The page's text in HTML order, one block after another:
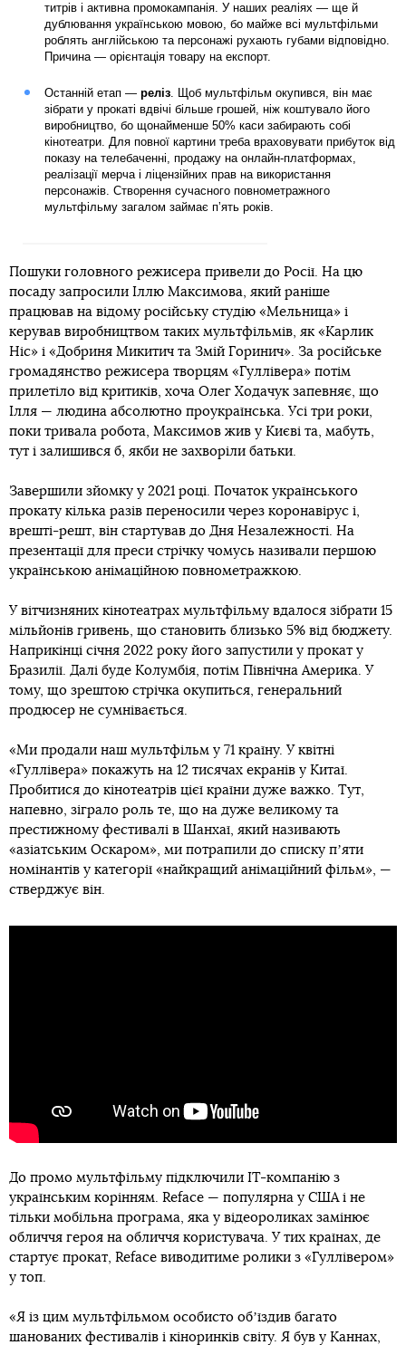
титрів і активна промокампанія. У наших реаліях — ще й
дублювання українською мовою, бо майже всі мультфільми
роблять англійською та персонажі рухають губами відповідно.
Причина — орієнтація товару на експорт.
Останній етап — реліз. Щоб мультфільм окупився, він має
зібрати у прокаті вдвічі більше грошей, ніж коштувало його
виробництво, бо щонайменше 50% каси забирають собі
кінотеатри. Для повної картини треба враховувати прибуток від
показу на телебаченні, продажу на онлайн-платформах,
реалізації мерча і ліцензійних прав на використання
персонажів. Створення сучасного повнометражного
мультфільму загалом займає пʼять років.
Пошуки головного режисера привели до Росії. На цю
посаду запросили Іллю Максимова, який раніше
працював на відому російську студію «Мельница» і
керував виробництвом таких мультфільмів, як «Карлик
Ніс» і «Добриня Микитич та Змій Горинич». За російське
громадянство режисера творцям «Гуллівера» потім
прилетіло від критиків, хоча Олег Ходачук запевняє, що
Ілля — людина абсолютно проукраїнська. Усі три роки,
поки тривала робота, Максимов жив у Києві та, мабуть,
тут і залишився б, якби не захворіли батьки.
Завершили зйомку у 2021 році. Початок українського
прокату кілька разів переносили через коронавірус і,
врешті-решт, він стартував до Дня Незалежності. На
презентації для преси стрічку чомусь називали першою
українською анімаційною повнометражкою.
У вітчизняних кінотеатрах мультфільму вдалося зібрати 15
мільйонів гривень, що становить близько 5% від бюджету.
Наприкінці січня 2022 року його запустили у прокат у
Бразилії. Далі буде Колумбія, потім Північна Америка. У
тому, що зрештою стрічка окупиться, генеральний
продюсер не сумнівається.
«Ми продали наш мультфільм у 71 країну. У квітні
«Гуллівера» покажуть на 12 тисячах екранів у Китаї.
Пробитися до кінотеатрів цієї країни дуже важко. Тут,
напевно, зіграло роль те, що на дуже великому та
престижному фестивалі в Шанхаї, який називають
«азіатським Оскаром», ми потрапили до списку пʼяти
номінантів у категорії «найкращий анімаційний фільм», —
стверджує він.
До промо мультфільму підключили IT-компанію з
українським корінням. Reface — популярна у США і не
тільки мобільна програма, яка у відеороликах замінює
обличчя героя на обличчя користувача. У тих країнах, де
стартує прокат, Reface виводитиме ролики з «Гуллівером»
у топ.
«Я із цим мультфільмом особисто обʼїздив багато
шанованих фестивалів і кіноринків світу. Я був у Каннах,